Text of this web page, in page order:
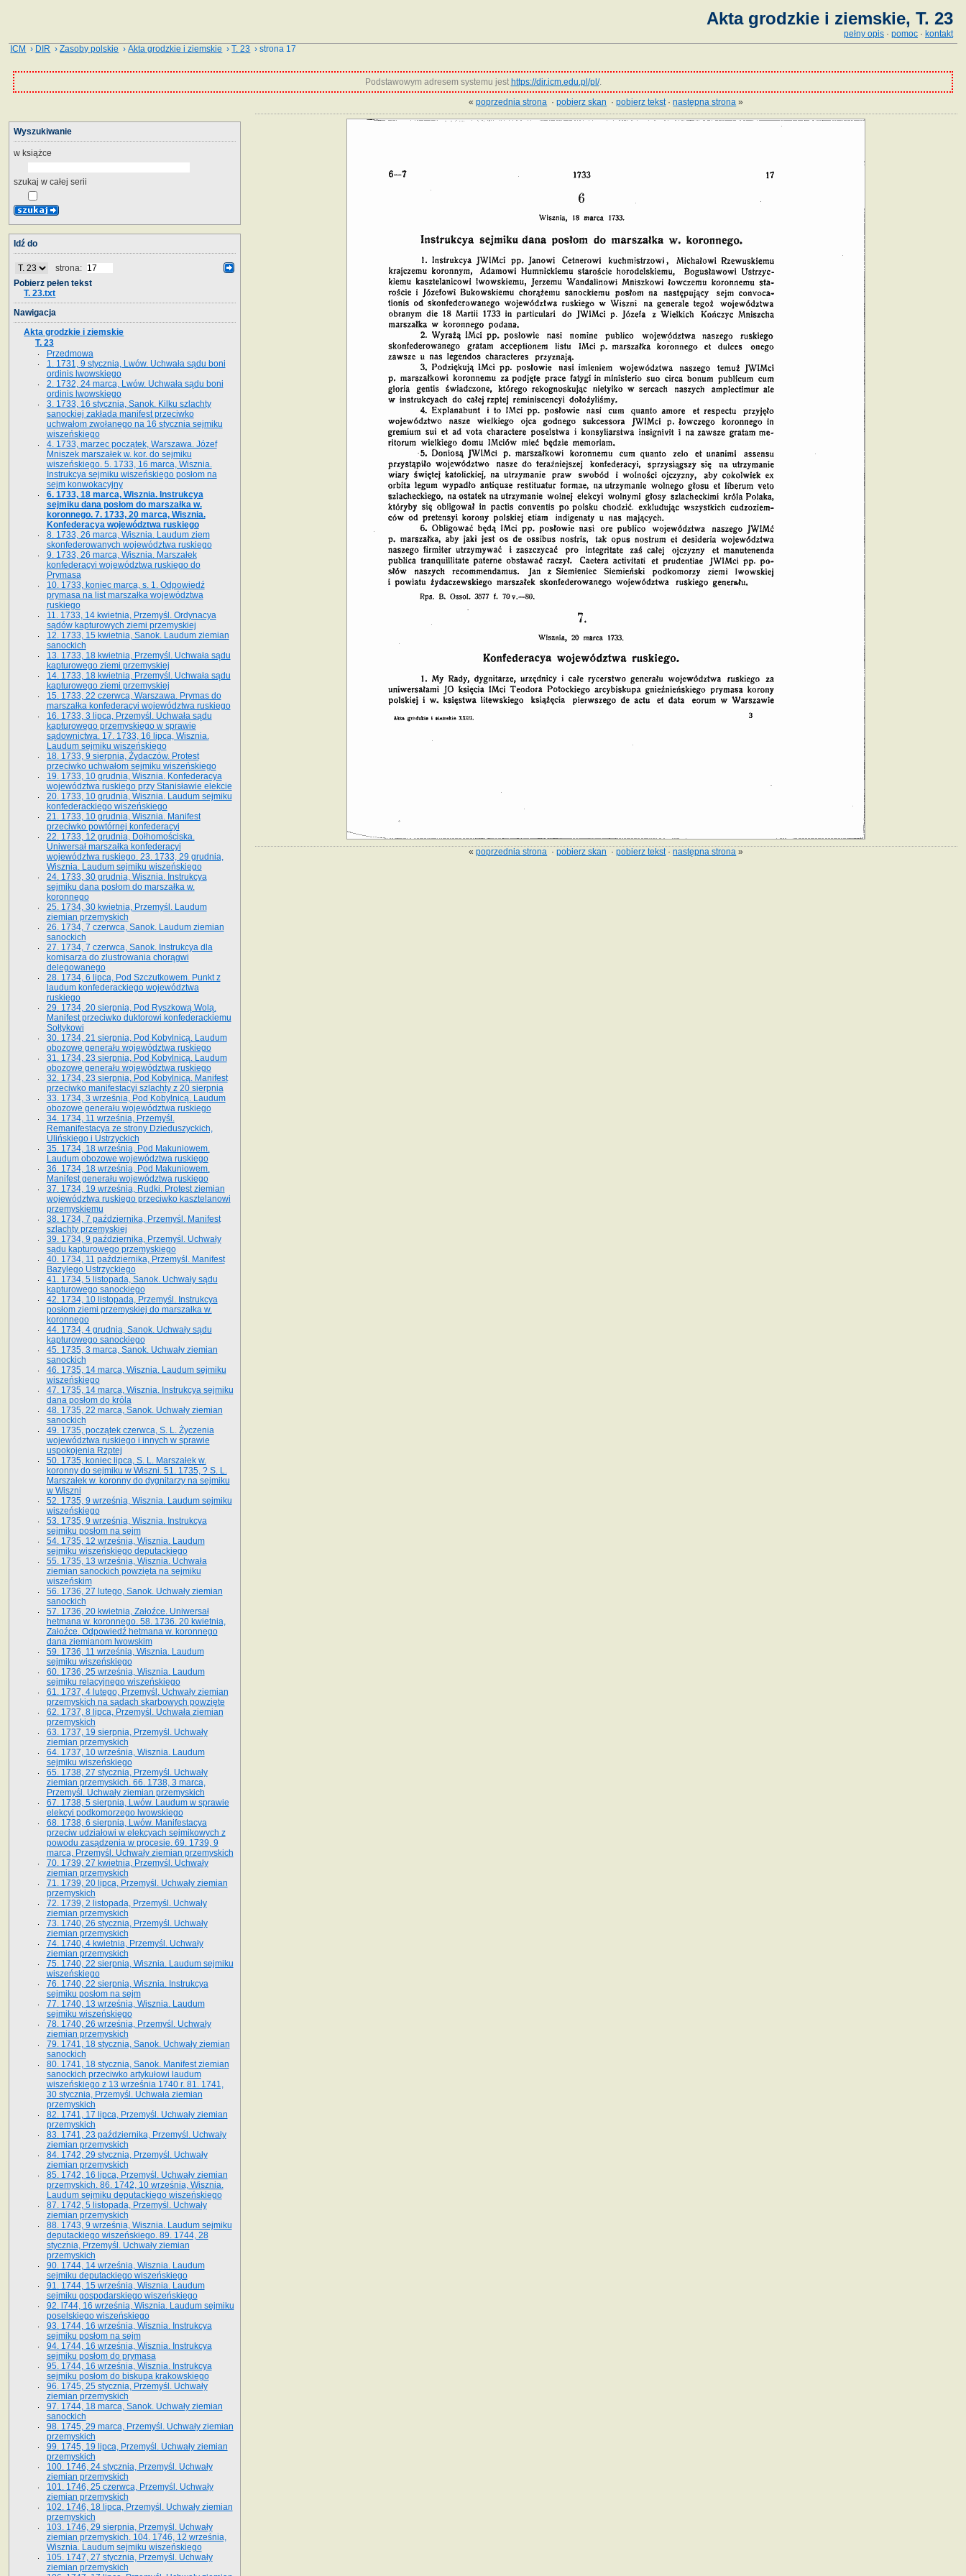
Akta grodzkie i ziemskie, T. 23
pełny opis · pomoc · kontakt
ICM › DIR ›Zasoby polskie ›Akta grodzkie i ziemskie ›T. 23 › strona 17
Podstawowym adresem systemu jest https://dir.icm.edu.pl/pl/.
«poprzednia strona ·pobierz skan ·pobierz tekst·następna strona »
«poprzednia strona ·pobierz skan ·pobierz tekst·następna strona »
Wyszukiwanie
w książce
szukaj w całej serii
Idź do
strona:
Pobierz pełen tekst
T. 23.txt
Nawigacja
Akta grodzkie i ziemskie
T. 23
Przedmowa
1. 1731, 9 stycznia, Lwów. Uchwała sądu boni
ordinis lwowskiego
2. 1732, 24 marca, Lwów. Uchwała sądu boni
ordinis lwowskiego
3. 1733, 16 stycznia, Sanok. Kilku szlachty
sanockiej zakłada manifest przeciwko
uchwałom zwołanego na 16 stycz­nia sejmiku
wiszeńskiego
4. 1733, marzec początek, Warszawa. Józef
Mniszek marszałek w. kor. do sejmiku
wiszeńskiego. 5. 1733, 16 marca, Wisznia.
Instrukcya sejmiku wiszeńskiego posłom na
sejm konwokacyjny
6. 1733, 18 marca, Wisznia. Instrukcya
sejmiku dana posłom do marszałka w.
koronnego. 7. 1733, 20 marca, Wisznia.
Konfederacya województwa ruskiego
8. 1733, 26 marca, Wisznia. Laudum ziem
skonfederowanych województwa ruskiego
9. 1733, 26 marca, Wisznia. Marszałek
konfederacyi województwa ruskiego do
Prymasa
10. 1733, koniec marca, s. 1. Odpowiedź
prymasa na list marszałka województwa
ruskiego
11. 1733, 14 kwietnia, Przemyśl. Ordynacya
sądów kapturowych ziemi przemyskiej
12. 1733, 15 kwietnia, Sanok. Laudum ziemian
sanockich
13. 1733, 18 kwietnia, Przemyśl. Uchwała sądu
kapturowego ziemi przemyskiej
14. 1733, 18 kwietnia, Przemyśl. Uchwała sądu
kapturowego ziemi przemyskiej
15. 1733, 22 czerwca, Warszawa. Prymas do
marszałka konfederacyi województwa ruskiego
16. 1733, 3 lipca, Przemyśl. Uchwała sądu
kapturowego przemyskiego w sprawie
sądownictwa. 17. 1733, 16 lipca, Wisznia.
Laudum sejmiku wiszeńskiego
18. 1733, 9 sierpnia, Żydaczów. Protest
przeciwko uchwałom sejmiku wiszeńskiego
19. 1733, 10 grudnia, Wisznia. Konfederacya
województwa ruskiego przy Stanisławie elekcie
20. 1733, 10 grudnia, Wisznia. Laudum sejmiku
konfederackiego wiszeńskiego
21. 1733, 10 grudnia, Wisznia. Manifest
przeciwko powtórnej konfederacyi
22. 1733, 12 grudnia, Dołhomościska.
Uniwersał marszałka konfederacyi
województwa ruskiego. 23. 1733, 29 grudnia,
Wisznia. Laudum sejmiku wiszeńskiego
24. 1733, 30 grudnia, Wisznia. Instrukcya
sejmiku dana posłom do marszałka w.
koronnego
25. 1734, 30 kwietnia, Przemyśl. Laudum
ziemian przemyskich
26. 1734, 7 czerwca, Sanok. Laudum ziemian
sanockich
27. 1734, 7 czerwca, Sanok. Instrukcya dla
komisarza do zlustrowania chorągwi
delegowanego
28. 1734, 6 lipca, Pod Szczutkowem. Punkt z
laudum konfederackiego województwa
ruskiego
29. 1734, 20 sierpnia, Pod Ryszkową Wolą.
Manifest przeciwko duktorowi konfederackiemu
Sołtykowi
30. 1734, 21 sierpnia, Pod Kobylnicą. Laudum
obozowe generału województwa ruskiego
31. 1734, 23 sierpnia, Pod Kobylnicą. Laudum
obozowe generału województwa ruskiego
32. 1734, 23 sierpnia, Pod Kobylnicą. Manifest
przeciwko manifestacyi szlachty z 20 sierpnia
33. 1734, 3 września, Pod Kobylnicą. Laudum
obozowe generału województwa ruskiego
34. 1734, 11 września, Przemyśl.
Remanifestacya ze strony Dzieduszyckich,
Ulińskiego i Ustrzyckich
35. 1734, 18 września, Pod Makuniowem.
Laudum obozowe województwa ruskiego
36. 1734, 18 września, Pod Makuniowem.
Manifest generału województwa ruskiego
37. 1734, 19 września, Rudki. Protest ziemian
województwa ruskiego przeciwko kasztelanowi
przemyskiemu
38. 1734, 7 października, Przemyśl. Manifest
szlachty przemyskiej
39. 1734, 9 października, Przemyśl. Uchwały
sądu kapturowego przemyskiego
40. 1734, 11 października, Przemyśl. Manifest
Bazylego Ustrzyckiego
41. 1734, 5 listopada, Sanok. Uchwały sądu
kapturowego sanockiego
42. 1734, 10 listopada, Przemyśl. Instrukcya
posłom ziemi przemyskiej do marszałka w.
koronnego
44. 1734, 4 grudnia, Sanok. Uchwały sądu
kapturowego sanockiego
45. 1735, 3 marca, Sanok. Uchwały ziemian
sanockich
46. 1735, 14 marca, Wisznia. Laudum sejmiku
wiszeńskiego
47. 1735, 14 marca, Wisznia. Instrukcya sejmiku
dana posłom do króla
48. 1735, 22 marca, Sanok. Uchwały ziemian
sanockich
49. 1735, początek czerwca, S. L. Życzenia
województwa ruskiego i innych w sprawie
uspokojenia Rzptej
50. 1735, koniec lipca, S. L. Marszałek w.
koronny do sejmiku w Wiszni. 51. 1735, ? S. L.
Marszałek w. koronny do dygnitarzy na sejmiku
w Wiszni
52. 1735, 9 września, Wisznia. Laudum sejmiku
wiszeńskiego
53. 1735, 9 września, Wisznia. Instrukcya
sejmiku posłom na sejm
54. 1735, 12 września, Wisznia. Laudum
sejmiku wiszeńskiego deputackiego
55. 1735, 13 września, Wisznia. Uchwała
ziemian sanockich powzięta na sejmiku
wiszeńskim
56. 1736, 27 lutego, Sanok. Uchwały ziemian
sanockich
57. 1736, 20 kwietnia, Załoźce. Uniwersał
hetmana w. koronnego. 58. 1736. 20 kwietnia,
Załoźce. Odpowiedź hetmana w. koronnego
dana ziemianom lwowskim
59. 1736, 11 września, Wisznia. Laudum
sejmiku wiszeńskiego
60. 1736, 25 września, Wisznia. Laudum
sejmiku relacyjnego wiszeńskiego
61. 1737, 4 lutego, Przemyśl. Uchwały ziemian
przemyskich na sądach skarbowych powzięte
62. 1737, 8 lipca, Przemyśl. Uchwała ziemian
przemyskich
63. 1737, 19 sierpnia, Przemyśl. Uchwały
ziemian przemyskich
64. 1737, 10 września, Wisznia. Laudum
sejmiku wiszeńskiego
65. 1738, 27 stycznia, Przemyśl. Uchwały
ziemian przemyskich­­. 66. 1738, 3 marca,
Przemyśl. Uchwały ziemian przemyskich­
67. 1738, 5 sierpnia, Lwów. Laudum w sprawie
elekcyi podkomorzego lwowskiego
68. 1738, 6 sierpnia, Lwów. Manifestacya
przeciw udziałowi w elekcyach sejmikowych z
powodu zasądzenia w procesie. 69. 1739, 9
marca, Przemyśl. Uchwały ziemian przemyskich
70. 1739, 27 kwietnia, Przemyśl. Uchwały
ziemian przemyskich
71. 1739, 20 lipca, Przemyśl. Uchwały ziemian
przemyskich
72. 1739, 2 listopada, Przemyśl. Uchwały
ziemian przemyskich
73. 1740, 26 stycznia, Przemyśl. Uchwały
ziemian przemyskich
74. 1740, 4 kwietnia, Przemyśl. Uchwały
ziemian przemyskich
75. 1740, 22 sierpnia, Wisznia. Laudum sejmiku
wiszeńskiego
76. 1740, 22 sierpnia, Wisznia. Instrukcya
sejmiku posłom na sejm
77. 1740, 13 września, Wisznia. Laudum
sejmiku wiszeńskiego
78. 1740, 26 września, Przemyśl. Uchwały
ziemian przemyskich
79. 1741, 18 stycznia, Sanok. Uchwały ziemian
sanockich
80. 1741, 18 stycznia, Sanok. Manifest ziemian
sanockich przeciwko artykułowi laudum
wiszeńskiego z 13 wrze­śnia 1740 r. 81. 1741,
30 stycznia, Przemyśl. Uchwała ziemian
przemyskich
82. 1741, 17 lipca, Przemyśl. Uchwały ziemian
przemyskich
83. 1741, 23 października, Przemyśl. Uchwały
ziemian przemyskich
84. 1742, 29 stycznia, Przemyśl. Uchwały
ziemian przemyskich
85. 1742, 16 lipca, Przemyśl. Uchwały ziemian
przemyskich. 86. 1742, 10 września, Wisznia.
Laudum sejmiku deputackiego wiszeńskiego
87. 1742, 5 listopada, Przemyśl. Uchwały
ziemian przemyskich
88. 1743, 9 września, Wisznia. Laudum sejmiku
deputackiego wiszeńskiego. 89. 1744, 28
stycznia, Przemyśl. Uchwały ziemian
przemyskich
90. 1744, 14 września, Wisznia. Laudum
sejmiku deputackiego wiszeńskiego
91. 1744, 15 września, Wisznia. Laudum
sejmiku gospodarskiego wiszeńskiego
92. l744, 16 września, Wisznia. Laudum sejmiku
poselskiego wiszeńskiego
93. 1744, 16 września, Wisznia. Instrukcya
sejmiku posłom na sejm
94. 1744, 16 września, Wisznia. Instrukcya
sejmiku posłom do prymasa
95. 1744, 16 września, Wisznia. Instrukcya
sejmiku posłom do biskupa krakowskiego
96. 1745, 25 stycznia, Przemyśl. Uchwały
ziemian przemyskich
97. 1744, 18 marca, Sanok. Uchwały ziemian
sanockich
98. 1745, 29 marca, Przemyśl. Uchwały ziemian
przemyskich
99. 1745, 19 lipca, Przemyśl. Uchwały ziemian
przemyskich
100. 1746, 24 stycznia, Przemyśl. Uchwały
ziemian przemyskich
101. 1746, 25 czerwca, Przemyśl. Uchwały
ziemian przemyskich
102. 1746, 18 lipca, Przemyśl. Uchwały ziemian
przemyskich
103. 1746, 29 sierpnia, Przemyśl. Uchwały
ziemian przemyskich. 104. 1746, 12 września,
Wisznia. Laudum sejmiku wiszeńskiego
105. 1747, 27 stycznia, Przemyśl. Uchwały
ziemian przemyskich